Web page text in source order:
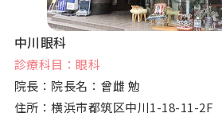
中川眼科
診療科目：眼科
院長：院長名：曾雌 勉
住所：横浜市都筑区中川1-18-11-2F